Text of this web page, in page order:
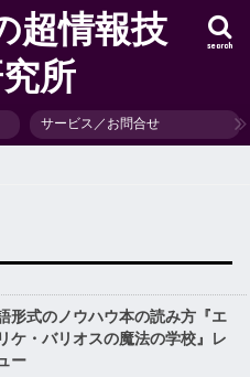
超情報技
所
search
サービス／お問合せ
形式のノウハウ本の読み方『エ
ケ・バリオスの魔法の学校』レ
ー